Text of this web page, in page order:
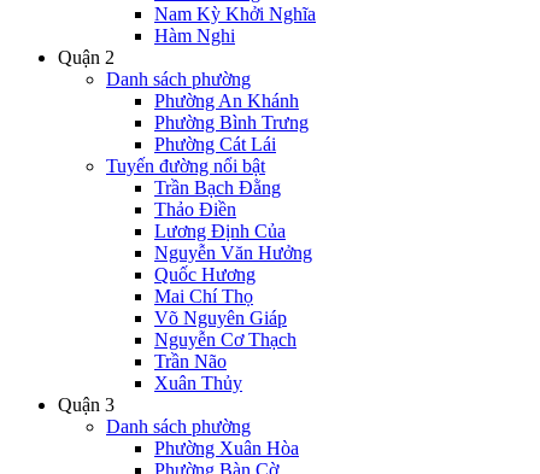
Nam Kỳ Khởi Nghĩa
Hàm Nghi
Quận 2
Danh sách phường
Phường An Khánh
Phường Bình Trưng
Phường Cát Lái
Tuyến đường nổi bật
Trần Bạch Đằng
Thảo Điền
Lương Định Của
Nguyễn Văn Hưởng
Quốc Hương
Mai Chí Thọ
Võ Nguyên Giáp
Nguyễn Cơ Thạch
Trần Não
Xuân Thủy
Quận 3
Danh sách phường
Phường Xuân Hòa
Phường Bàn Cờ